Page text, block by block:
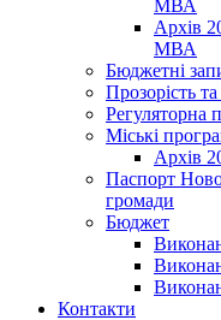
МВА
Архів
МВА
Бюджетні
Прозорість та
Регуляторна
Міські
Архів
Паспорт
громади
Бюджет
Контакти